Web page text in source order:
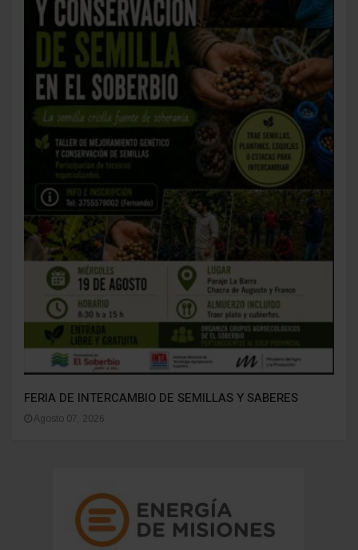
FERIA DE INTERCAMBIO DE SEMILLAS Y SABERES
Agosto 07, 2026